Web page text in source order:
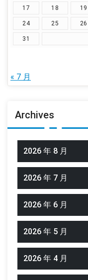
17 18 19
24 25 26
31
« 7 月
Archives
2026 年 8 月
2026 年 7 月
2026 年 6 月
2026 年 5 月
2026 年 4 月